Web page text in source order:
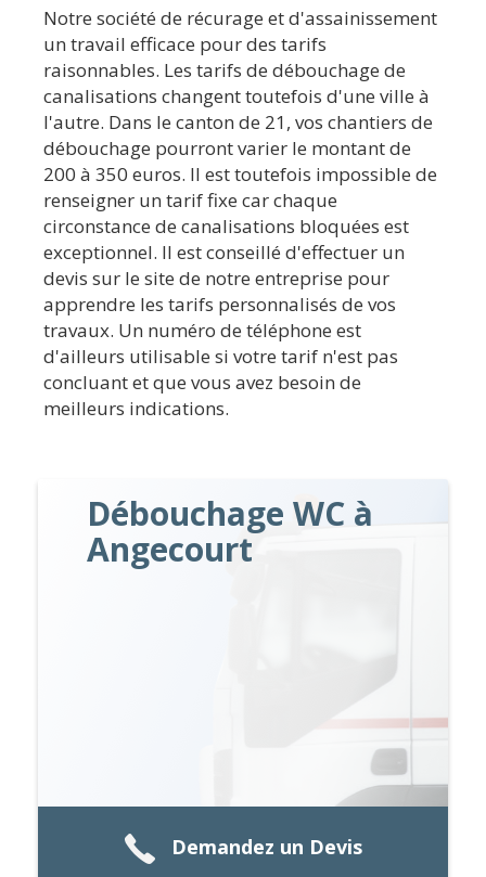
Notre société de récurage et d'assainissement
un travail efficace pour des tarifs
raisonnables. Les tarifs de débouchage de
canalisations changent toutefois d'une ville à
l'autre. Dans le canton de 21, vos chantiers de
débouchage pourront varier le montant de
200 à 350 euros. Il est toutefois impossible de
renseigner un tarif fixe car chaque
circonstance de canalisations bloquées est
exceptionnel. Il est conseillé d'effectuer un
devis sur le site de notre entreprise pour
apprendre les tarifs personnalisés de vos
travaux. Un numéro de téléphone est
d'ailleurs utilisable si votre tarif n'est pas
concluant et que vous avez besoin de
meilleurs indications.
Débouchage WC à
Angecourt
Demandez un Devis